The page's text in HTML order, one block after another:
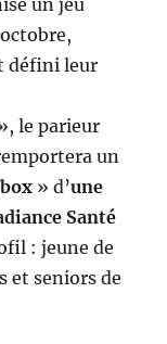
un jeu
défini leur
le parieur
un
» d’une
Santé
: jeune de
et seniors de